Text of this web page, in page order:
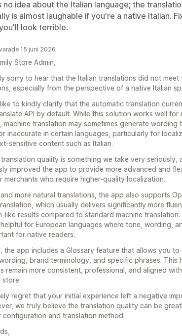
no idea about the Italian language; the
is almost laughable if you're a native Italian.
look terrible.
15 juni 2026
Store Admin,
sorry to hear that the Italian translations did not meet
especially from the perspective of a native Italian
to kindly clarify that the automatic translation
API by default. While this solution works well for
machine translation may sometimes generate wording
inaccurate in certain languages, particularly for
sensitive content such as Italian.
quality is something we take very seriously,
improved the app to provide more advanced and
merchants who require higher-quality localization.
more natural translations, the app also supports
which usually delivers significantly more
like results compared to standard machine
for European languages where tone, wording,
for native readers.
the app includes a Glossary feature that allows you to
brand terminology, and specific phrases. This
remain more consistent, professional, and aligned
store.
regret that your initial experience left a negative
we truly believe the translation quality can be
configuration and translation method.